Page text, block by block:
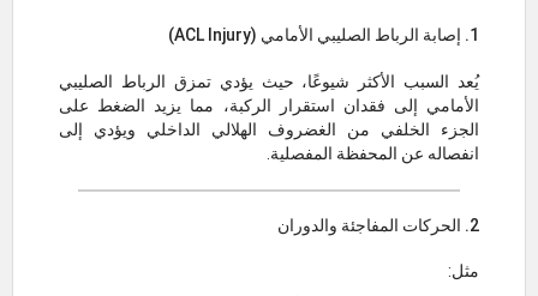
1. إصابة الرباط الصليبي الأمامي (ACL Injury)
يُعد السبب الأكثر شيوعًا، حيث يؤدي تمزق الرباط الصليبي
الأمامي إلى فقدان استقرار الركبة، مما يزيد الضغط على
الجزء الخلفي من الغضروف الهلالي الداخلي ويؤدي إلى
انفصاله عن المحفظة المفصلية.
2. الحركات المفاجئة والدوران
مثل: